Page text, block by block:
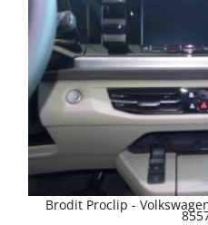
Brodit Proclip -